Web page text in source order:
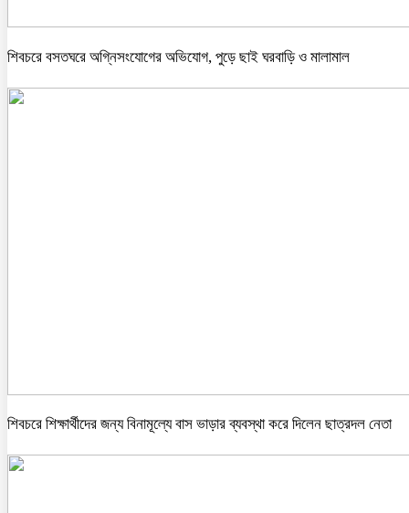
শিবচরে বসতঘরে অগ্নিসংযোগের অভিযোগ, পুড়ে ছাই ঘরবাড়ি ও মালামাল
শিবচরে শিক্ষার্থীদের জন্য বিনামূল্যে বাস ভাড়ার ব্যবস্থা করে দিলেন ছাত্রদল নেতা